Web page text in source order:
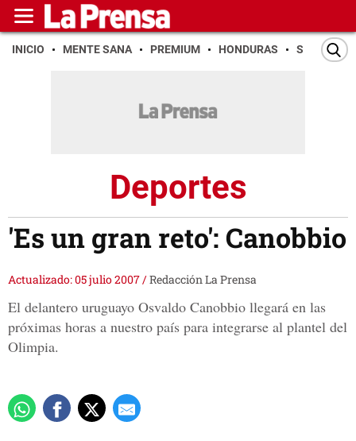
INICIO MENTE SANA PREMIUM HONDURAS SAN PEDRO
Deportes
'Es un gran reto': Canobbio
Actualizado: 05 julio 2007/Redacción La Prensa
El delantero uruguayo Osvaldo Canobbio llegará en las
próximas horas a nuestro país para integrarse al plantel del
Olimpia.